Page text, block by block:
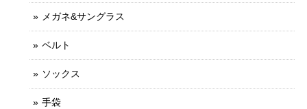
メガネ&サングラス
ベルト
ソックス
手袋